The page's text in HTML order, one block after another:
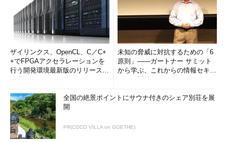
ザイリンクス、OpenCL、C／C+
+でFPGAアクセラレーションを
行う開発環境最新版のリリースを
未知の脅威に対抗するための「6
原則」――ガートナー サミット
から学ぶ、これからの情報セキュ
全国の絶景ポイントにサウナ付きのシェア別荘を展
開
PR(COCO VILLA on GOETHE)